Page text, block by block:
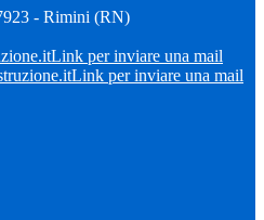
- Rimini (RN)
Link per inviare una mail
Link per inviare una mail